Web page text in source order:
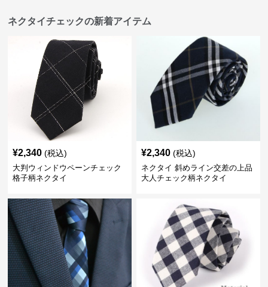
ネクタイチェックの新着アイテム
¥2,340 (税込)
大判ウィンドウペーンチェック
格子柄ネクタイ
¥2,340 (税込)
ネクタイ 斜めライン交差の上品
大人チェック柄ネクタイ